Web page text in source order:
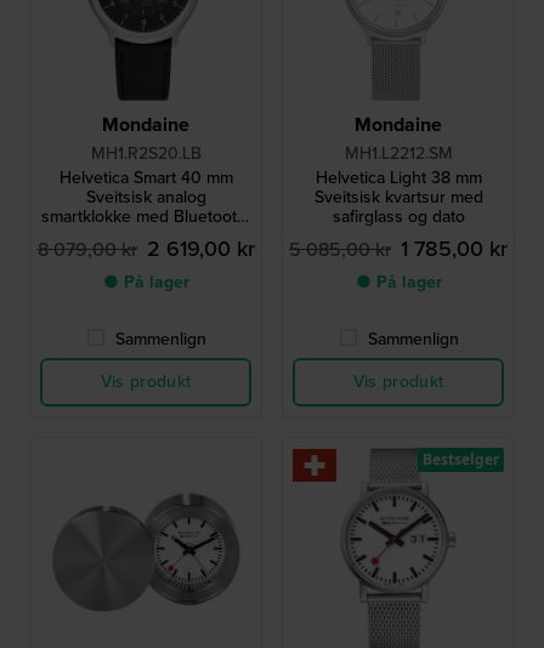
Mondaine
MH1.R2S20.LB
Helvetica Smart 40 mm
Sveitsisk analog
smartklokke med Bluetooth-
tilkobling
8 079,00 kr 2 619,00 kr
● På lager
Sammenlign
Vis produkt
Mondaine
MH1.L2212.SM
Helvetica Light 38 mm
Sveitsisk kvartsur med
safirglass og dato
5 085,00 kr 1 785,00 kr
● På lager
Sammenlign
Vis produkt
Bestselger